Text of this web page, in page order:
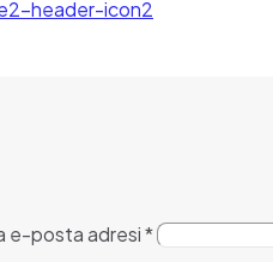
e-posta adresi*